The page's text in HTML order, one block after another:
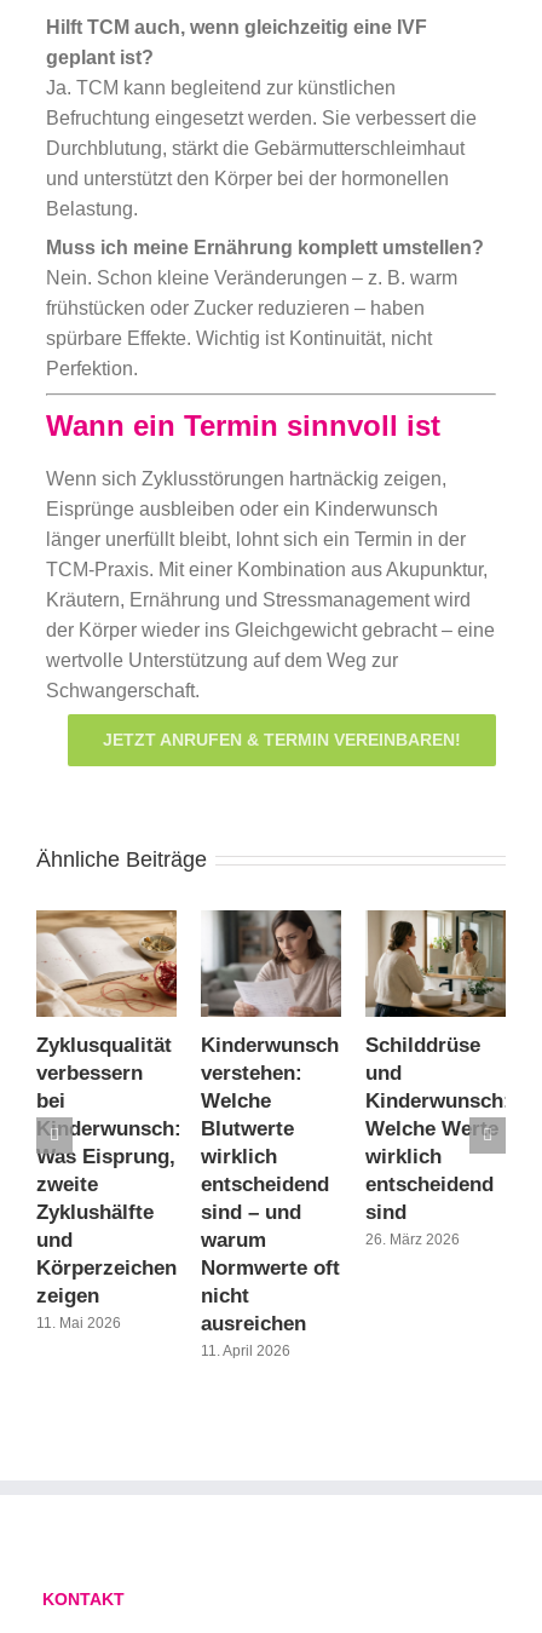
Hilft TCM auch, wenn gleichzeitig eine IVF
geplant ist?
Ja. TCM kann begleitend zur künstlichen
Befruchtung eingesetzt werden. Sie verbessert die
Durchblutung, stärkt die Gebärmutterschleimhaut
und unterstützt den Körper bei der hormonellen
Belastung.
Muss ich meine Ernährung komplett umstellen?
Nein. Schon kleine Veränderungen – z. B. warm
frühstücken oder Zucker reduzieren – haben
spürbare Effekte. Wichtig ist Kontinuität, nicht
Perfektion.
Wann ein Termin sinnvoll ist
Wenn sich Zyklusstörungen hartnäckig zeigen,
Eisprünge ausbleiben oder ein Kinderwunsch
länger unerfüllt bleibt, lohnt sich ein Termin in der
TCM-Praxis. Mit einer Kombination aus Akupunktur,
Kräutern, Ernährung und Stressmanagement wird
der Körper wieder ins Gleichgewicht gebracht – eine
wertvolle Unterstützung auf dem Weg zur
Schwangerschaft.
JETZT ANRUFEN & TERMIN VEREINBAREN!
Ähnliche Beiträge
Zyklusqualität
verbessern
bei
Kinderwunsch:
Was Eisprung,
zweite
Zyklushälfte
und
Körperzeichen
zeigen
11. Mai 2026
Kinderwunsch
verstehen:
Welche
Blutwerte
wirklich
entscheidend
sind – und
warum
Normwerte oft
nicht
ausreichen
11. April 2026
Schilddrüse
und
Kinderwunsch:
Welche Werte
wirklich
entscheidend
sind
26. März 2026
KONTAKT